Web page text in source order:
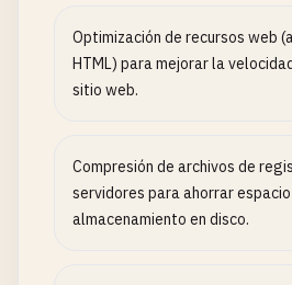
Optimización de recursos web
HTML) para mejorar la
sitio web.
Compresión de archivos de
servidores para ahorrar
almacenamiento en disco.